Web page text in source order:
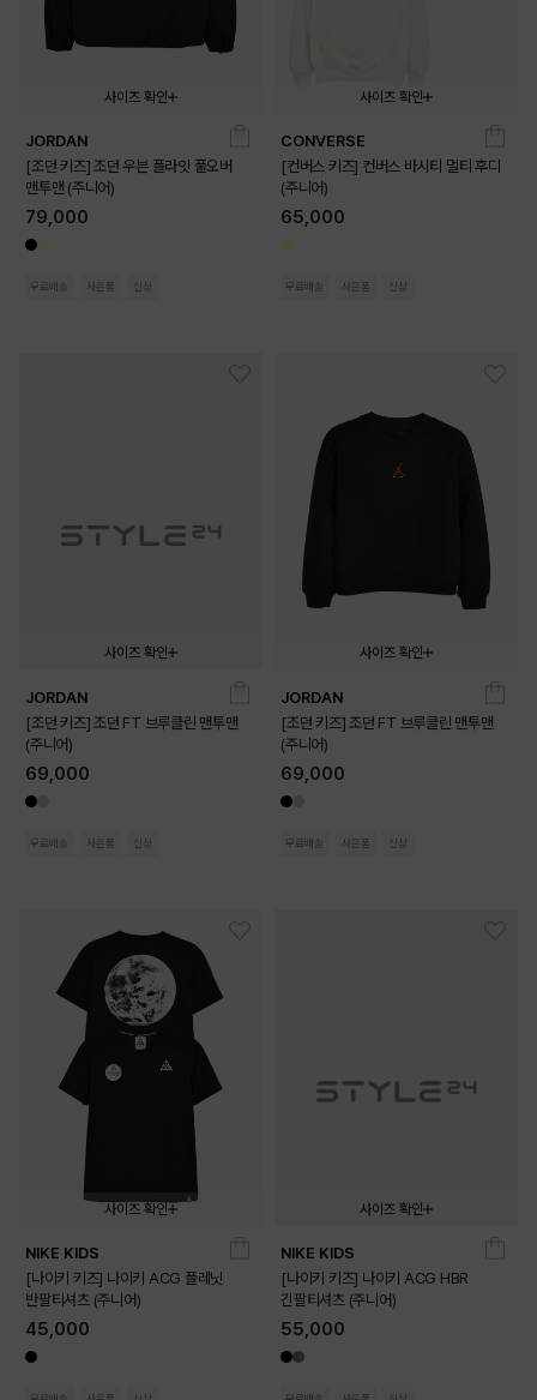
사이즈 확인
JORDAN
[조던 키즈] 조던 우븐 플라잇 풀오버
맨투맨 (주니어)
79,000
무료배송 사은품 신상
사이즈 확인
140
CONVERSE
[컨버스 키즈] 컨버스 바시티 멀티 후디
(주니어)
65,000
무료배송 사은품 신상
사이즈 확인
JORDAN
[조던 키즈] 조던 FT 브루클린 맨투맨
(주니어)
69,000
무료배송 사은품 신상
사이즈 확인
JORDAN
[조던 키즈] 조던 FT 브루클린 맨투맨
(주니어)
69,000
무료배송 사은품 신상
사이즈 확인
NIKE KIDS
[나이키 키즈] 나이키 ACG 플레닛
반팔티셔츠 (주니어)
45,000
사이즈 확인
NIKE KIDS
[나이키 키즈] 나이키 ACG HBR
긴팔티셔츠 (주니어)
55,000